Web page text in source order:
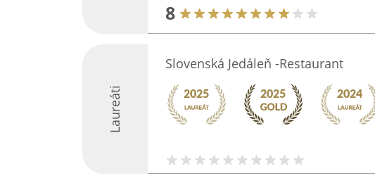
8
Laureáti
Slovenská Jedáleň -Restaurant